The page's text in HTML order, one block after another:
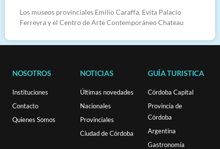
Los museos provinciales Emilio Caraffa, Evita Palacio
Ferreyra y el Centro de Arte Contemporáneo Chateau
NOSOTROS
Instituciones
Contacto
Quienes Somos
NOTICIAS
Últimas novedades
Nacionales
Provinciales
Ciudad de Córdoba
GUÍA TURISTICA
Córdoba Capital
Provincia de
Córdoba
Argentina
Gastronomía